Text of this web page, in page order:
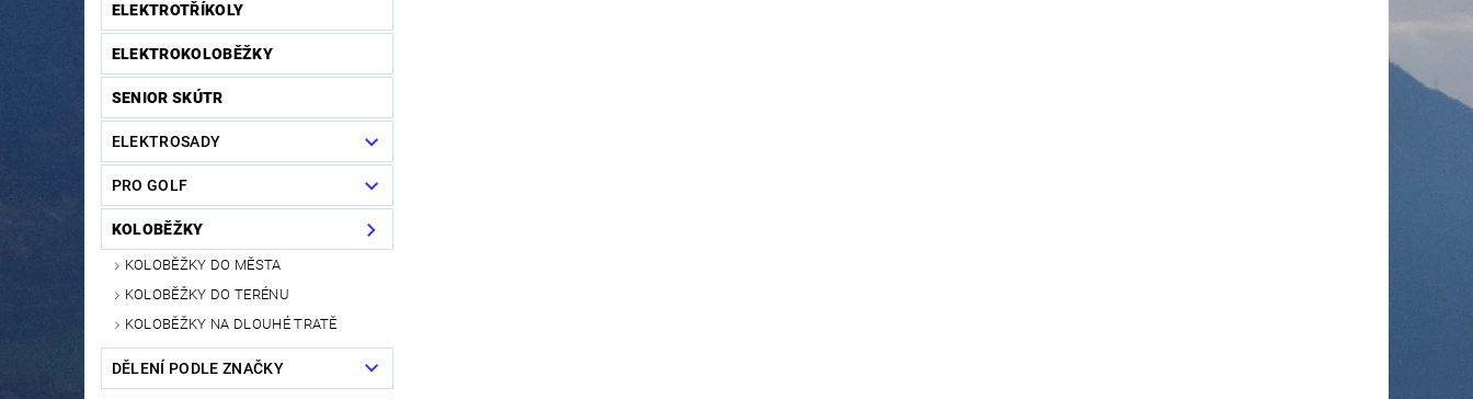
ELEKTROTŘÍKOLY
ELEKTROKOLOBĚŽKY
SENIOR SKÚTR
ELEKTROSADY
PRO GOLF
KOLOBĚŽKY
KOLOBĚŽKY DO MĚSTA
KOLOBĚŽKY DO TERÉNU
KOLOBĚŽKY NA DLOUHÉ TRATĚ
DĚLENÍ PODLE ZNAČKY